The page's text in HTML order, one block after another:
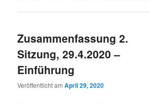
Zusammenfassung 2.
Sitzung, 29.4.2020 –
Einführung
Veröffentlicht amApril 29, 2020